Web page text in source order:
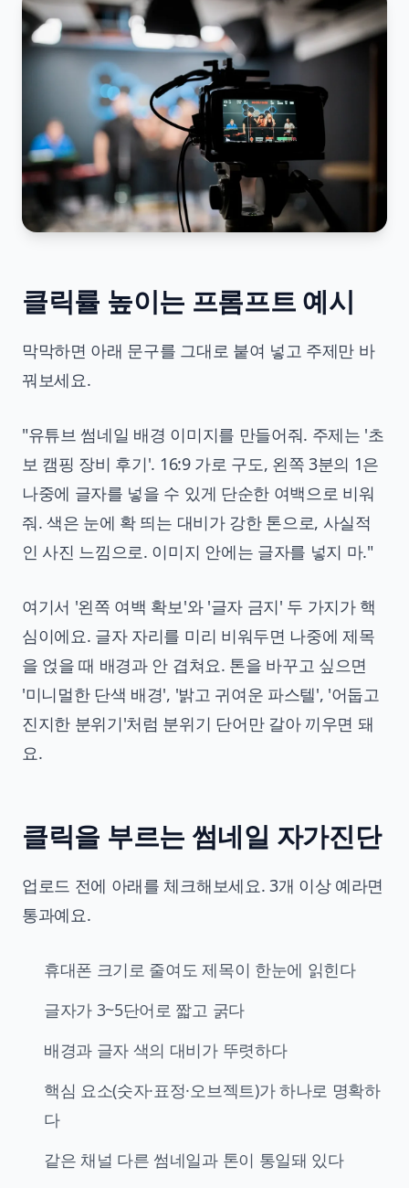
클릭률 높이는 프롬프트 예시
막막하면 아래 문구를 그대로 붙여 넣고 주제만 바
꿔보세요.
"유튜브 썸네일 배경 이미지를 만들어줘. 주제는 '초
보 캠핑 장비 후기'. 16:9 가로 구도, 왼쪽 3분의 1은
나중에 글자를 넣을 수 있게 단순한 여백으로 비워
줘. 색은 눈에 확 띄는 대비가 강한 톤으로, 사실적
인 사진 느낌으로. 이미지 안에는 글자를 넣지 마."
여기서 '왼쪽 여백 확보'와 '글자 금지' 두 가지가 핵
심이에요. 글자 자리를 미리 비워두면 나중에 제목
을 얹을 때 배경과 안 겹쳐요. 톤을 바꾸고 싶으면
'미니멀한 단색 배경', '밝고 귀여운 파스텔', '어둡고
진지한 분위기'처럼 분위기 단어만 갈아 끼우면 돼
요.
클릭을 부르는 썸네일 자가진단
업로드 전에 아래를 체크해보세요. 3개 이상 예라면
통과예요.
휴대폰 크기로 줄여도 제목이 한눈에 읽힌다
글자가 3~5단어로 짧고 굵다
배경과 글자 색의 대비가 뚜렷하다
핵심 요소(숫자·표정·오브젝트)가 하나로 명확하
다
같은 채널 다른 썸네일과 톤이 통일돼 있다